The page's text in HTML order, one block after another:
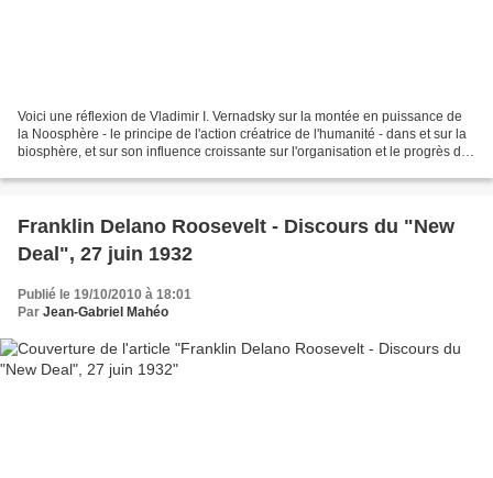
Voici une réflexion de Vladimir I. Vernadsky sur la montée en puissance de
la Noosphère - le principe de l'action créatrice de l'humanité - dans et sur la
biosphère, et sur son influence croissante sur l'organisation et le progrès de
Franklin Delano Roosevelt - Discours du "New
Deal", 27 juin 1932
Publié le 19/10/2010 à 18:01
Par Jean-Gabriel Mahéo